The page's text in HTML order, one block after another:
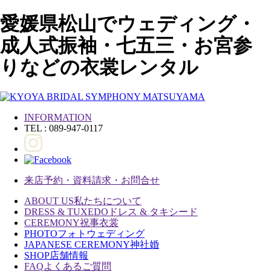
愛媛県松山でウェディング・
成人式振袖・七五三・お宮参
りなどの衣裳レンタル
INFORMATION
TEL : 089-947-0117
来店予約・資料請求・お問合せ
ABOUT US私たちについて
DRESS & TUXEDO ドレス & タキシード
CEREMONY祝事衣裳
PHOTOフォトウェディング
JAPANESE CEREMONY神社婚
SHOP店舗情報
FAQよくあるご質問